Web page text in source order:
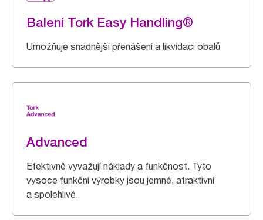
Balení Tork Easy Handling®
Umožňuje snadnější přenášení a likvidaci obalů
Advanced
Efektivně vyvažují náklady a funkčnost. Tyto
vysoce funkční výrobky jsou jemné, atraktivní
a spolehlivé.